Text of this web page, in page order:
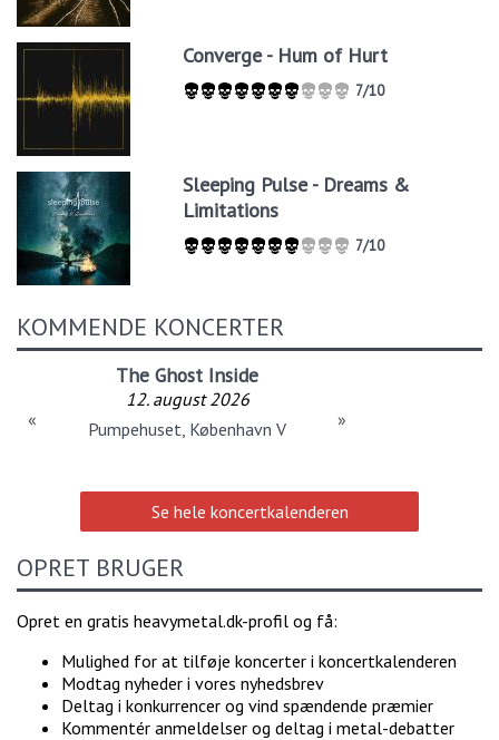
Converge - Hum of Hurt
7/10
Sleeping Pulse - Dreams &
Limitations
7/10
KOMMENDE KONCERTER
The Ghost Inside
12. august 2026
Pumpehuset, København V
« »
Se hele koncertkalenderen
OPRET BRUGER
Opret en gratis heavymetal.dk-profil og få:
Mulighed for at tilføje koncerter i koncertkalenderen
Modtag nyheder i vores nyhedsbrev
Deltag i konkurrencer og vind spændende præmier
Kommentér anmeldelser og deltag i metal-debatter